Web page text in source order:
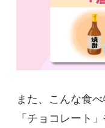
また、こんな食
「チョコレート